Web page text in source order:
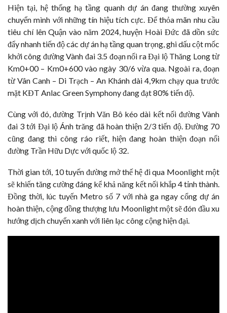
Hiện tại, hệ thống hạ tầng quanh dự án đang thường xuyên
chuyển mình với những tín hiệu tích cực. Để thỏa mãn nhu cầu
tiêu chí lên Quận vào năm 2024, huyện Hoài Đức đã dồn sức
đẩy nhanh tiến độ các dự án hạ tầng quan trọng, ghi dấu cột mốc
khởi công đường Vành đai 3.5 đoạn nối ra Đại lộ Thăng Long từ
Km0+00 – Km0+600 vào ngày 30/6 vừa qua. Ngoài ra, đoạn
từ Vân Canh – Di Trạch – An Khánh dài 4,9km chạy qua trước
mặt KĐT Anlac Green Symphony đang đạt 80% tiến độ.
Cùng với đó, đường Trịnh Văn Bô kéo dài kết nối đường Vành
đai 3 tới Đại lộ Ánh trăng đã hoàn thiện 2/3 tiến độ. Đường 70
cũng đang thi công ráo riết, hiện đang hoàn thiện đoạn nối
đường Trần Hữu Dực với quốc lộ 32.
Thời gian tới, 10 tuyến đường mở thế hệ đi qua Moonlight một
sẽ khiến tăng cường đáng kể khả năng kết nối khắp 4 tỉnh thành.
Đồng thời, lúc tuyến Metro số 7 với nhà ga ngay cổng dự án
hoàn thiện, cộng đồng thượng lưu Moonlight một sẽ đón đầu xu
hướng dịch chuyển xanh với liên lạc công cộng hiện đại.